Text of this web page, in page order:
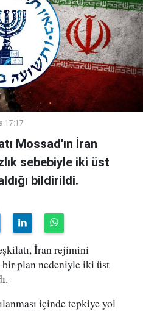
17:17
Mossad'ın İran
sebebiyle iki üst
bildirildi.
İran rejimini
bir plan nedeniyle iki üst
içinde tepkiye yol